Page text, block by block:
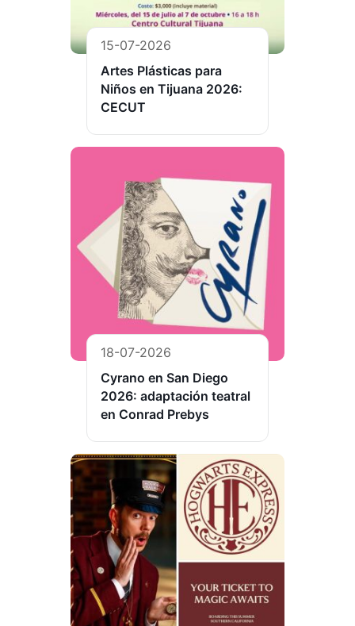
15-07-2026
Artes Plásticas para
Niños en Tijuana 2026:
CECUT
18-07-2026
Cyrano en San Diego
2026: adaptación teatral
en Conrad Prebys